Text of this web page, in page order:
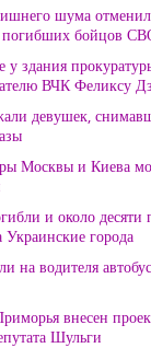
шума
погибших бойцов
у здания
ВЧК Феликсу
девушек,
Москвы и Киева
и около десяти
города
на водителя
внесен
Шульги